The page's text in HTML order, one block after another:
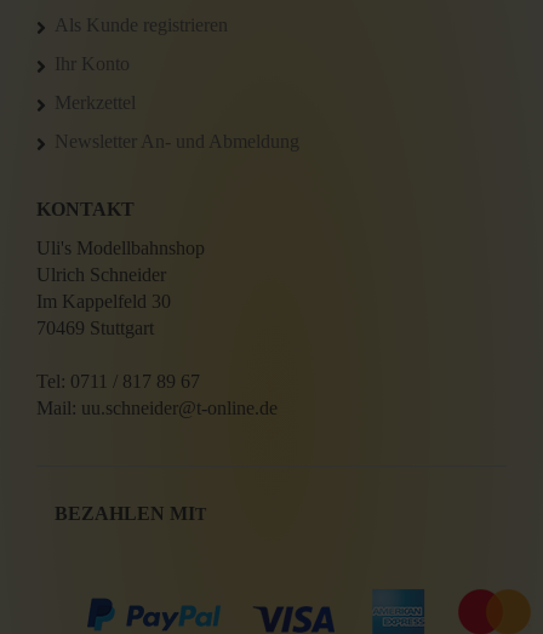
Als Kunde registrieren
Ihr Konto
Merkzettel
Newsletter An- und Abmeldung
KONTAKT
Uli's Modellbahnshop
Ulrich Schneider
Im Kappelfeld 30
70469 Stuttgart
Tel: 0711 / 817 89 67
Mail: uu.schneider@t-online.de
BEZAHLEN MIT